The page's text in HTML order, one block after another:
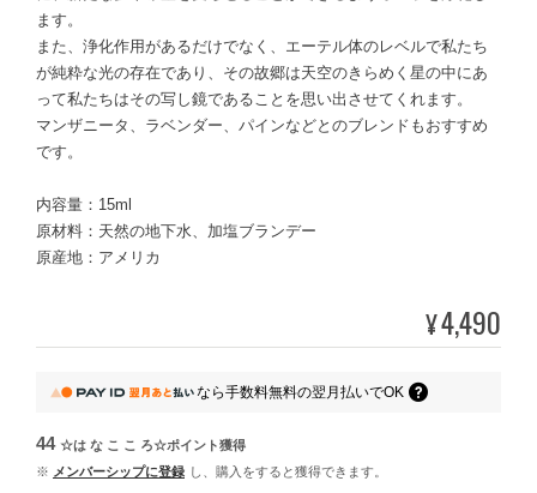
ます。
また、浄化作用があるだけでなく、エーテル体のレベルで私たち
が純粋な光の存在であり、その故郷は天空のきらめく星の中にあ
って私たちはその写し鏡であることを思い出させてくれます。
マンザニータ、ラベンダー、パインなどとのブレンドもおすすめ
です。
内容量：15ml
原材料：天然の地下水、加塩ブランデー
原産地：アメリカ
¥4,490
なら手数料無料の翌月払いでOK
44 ☆は な こ こ ろ☆ポイント獲得
※ メンバーシップに登録 し、購入をすると獲得できます。